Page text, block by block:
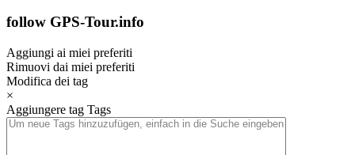
follow GPS-Tour.info
Aggiungi ai miei preferiti
Rimuovi dai miei preferiti
Modifica dei tag
×
Aggiungere tag Tags